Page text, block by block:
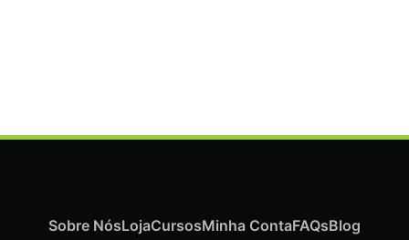
Sobre NósLojaCursosMinha ContaFAQsBlog